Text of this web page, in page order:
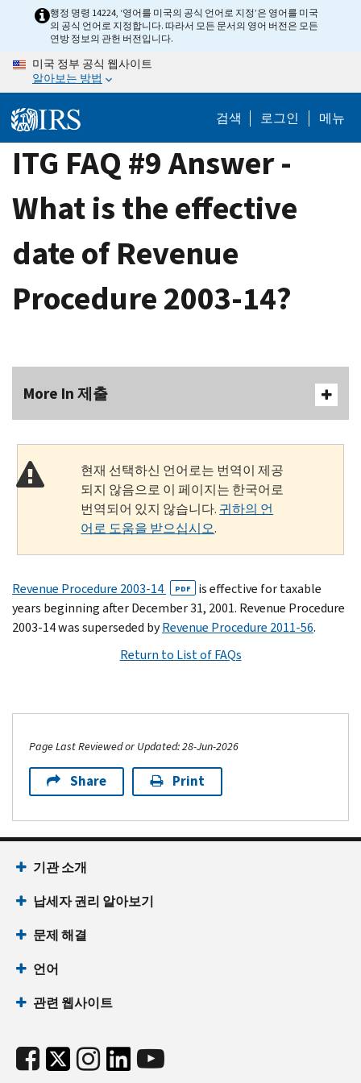
content
행정 명령 14224, ‘영어를 미국의 공식 언어로 지정’은 영어를 미국
의 공식 언어로 지정합니다. 따라서 모든 문서의 영어 버전은 모든
연방 정보의 관헌 버전입니다.
미국 정부 공식 웹사이트
알아보는 방법
검색 로그인 메뉴
ITG FAQ #9 Answer -
What is the effective
date of Revenue
Procedure 2003-14?
More In 제출
현재 선택하신 언어로는 번역이 제공
되지 않음으로 이 페이지는 한국어로
번역되어 있지 않습니다. 귀하의 언
어로 도움을 받으십시오.
Revenue Procedure 2003-14 PDF
is effective for taxable
years beginning after December 31, 2001. Revenue Procedure
2003-14 was superseded byRevenue Procedure 2011-56.
Return to List of FAQs
Page Last Reviewed or Updated: 28-Jun-2026
Share Print
기관 소개
납세자 권리 알아보기
문제 해결
언어
관련 웹사이트